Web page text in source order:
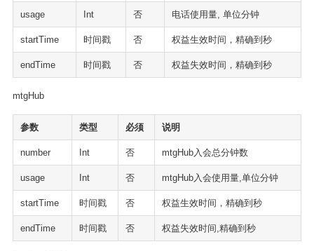
usage Int 否 电话使用量, 单位分钟
startTime 时间戳 否 权益生效时间，精确到秒
endTime 时间戳 否 权益失效时间，精确到秒
mtgHub
参数 类型 必须 说明
number Int 否 mtgHub入会总分钟数
usage Int 否 mtgHub入会使用量,单位分钟
startTime 时间戳 否 权益生效时间，精确到秒
endTime 时间戳 否 权益失效时间,精确到秒